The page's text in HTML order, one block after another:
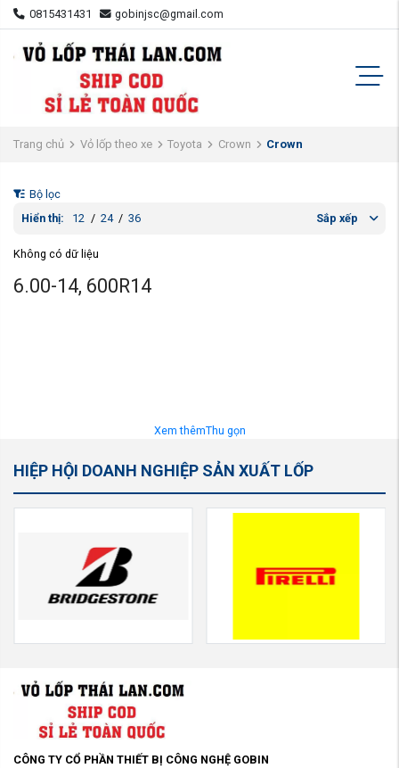
0815431431 gobinjsc@gmail.com
Trang chủ Vỏ lốp theo xe Toyota Crown Crown
Bộ lọc
Hiển thị:
12 / 24 / 36 Sắp xếp
Không có dữ liệu
6.00-14, 600R14
Xem thêmThu gọn
HIỆP HỘI DOANH NGHIỆP SẢN XUẤT LỐP
CÔNG TY CỔ PHẦN THIẾT BỊ CÔNG NGHỆ GOBIN